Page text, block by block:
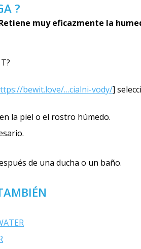
?
muy eficazmente la
bewit.love/…cialni-vody/]
la piel o el rostro húmedo.
de una ducha o un baño.